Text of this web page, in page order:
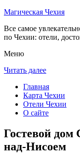
Магическая Чехия
Все самое
по Чехии: отели,
Меню
Читать далее
Главная
Карта Чехии
Отели Чехии
О сайте
Гостевой дом
над-Нисоем